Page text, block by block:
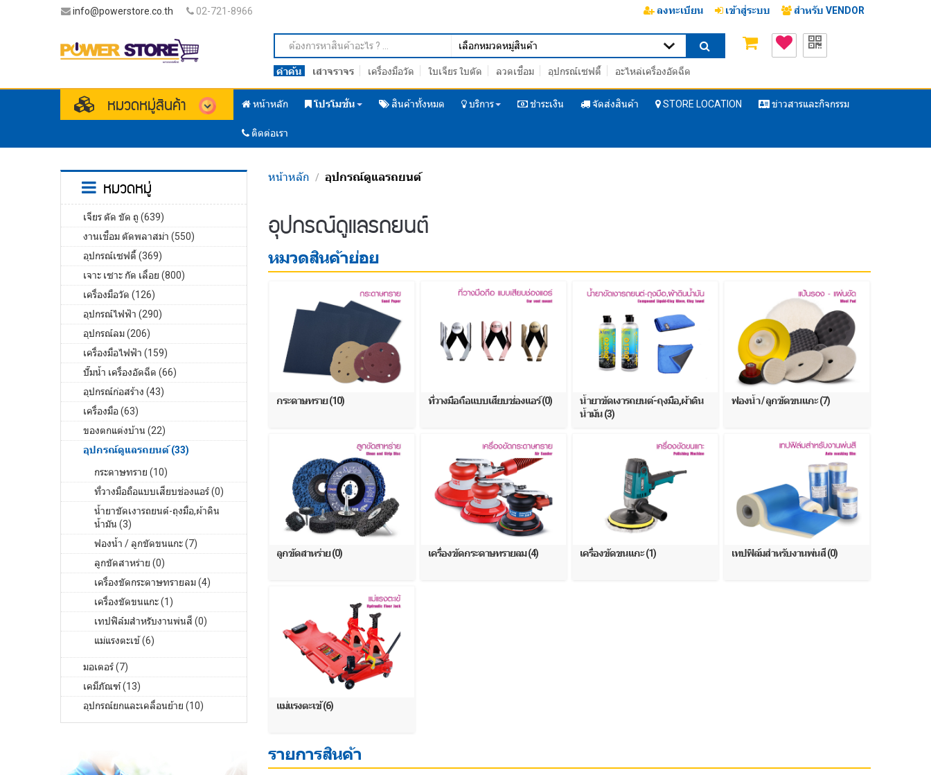
info@powerstore.co.th 02-721-8966 ลงทะเบียน เข้าสู่ระบบ สำหรับ VENDOR
คำค้น เสาจราจร เครื่องมือวัด ใบเจียร ใบตัด ลวดเชื่อม อุปกรณ์เซฟตี้ อะไหล่เครื่องอัดฉีด
หมวดหมู่สินค้า หน้าหลัก โปรโมชั่น สินค้าทั้งหมด บริการ ชำระเงิน จัดส่งสินค้า STORE LOCATION ข่าวสารและกิจกรรม
ติดต่อเรา
หมวดหมู่
เจียร ตัด ขัด ถู (639)
งานเชื่อม ตัดพลาสม่า (550)
อุปกรณ์เซฟตี้ (369)
เจาะ เซาะ กัด เลื่อย (800)
เครื่องมือวัด (126)
อุปกรณ์ไฟฟ้า (290)
อุปกรณ์ลม (206)
เครื่องมือไฟฟ้า (159)
ปั๊มน้ำ เครื่องอัดฉีด (66)
อุปกรณ์ก่อสร้าง (43)
เครื่องมือ (63)
ของตกแต่งบ้าน (22)
อุปกรณ์ดูแลรถยนต์ (33)
กระดาษทราย (10)
ที่วางมือถือแบบเสียบช่องแอร์ (0)
น้ำยาขัดเงารถยนต์-ถุงมือ,ผ้าดิน
น้ำมัน (3)
ฟองน้ำ / ลูกขัดขนแกะ (7)
ลูกขัดสาหร่าย (0)
เครื่องขัดกระดาษทรายลม (4)
เครื่องขัดขนแกะ (1)
เทปฟิล์มสำหรับงานพ่นสี (0)
แม่แรงตะเข้ (6)
มอเตอร์ (7)
เคมีภัณฑ์ (13)
อุปกรณ์ยกและเคลื่อนย้าย (10)
หน้าหลัก / อุปกรณ์ดูแลรถยนต์
อุปกรณ์ดูแลรถยนต์
หมวดสินค้าย่อย
กระดาษทราย (10) ที่วางมือถือแบบเสียบช่องแอร์ (0)
น้ำยาขัดเงารถยนต์-ถุงมือ,ผ้าดิน
น้ำมัน (3)
ฟองน้ำ / ลูกขัดขนแกะ (7)
ลูกขัดสาหร่าย (0) เครื่องขัดกระดาษทรายลม (4) เครื่องขัดขนแกะ (1) เทปฟิล์มสำหรับงานพ่นสี (0)
แม่แรงตะเข้ (6)
รายการสินค้า